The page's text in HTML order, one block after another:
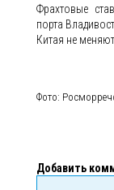
Фрахтовые
порта
Китая не
Фото:
Добавить